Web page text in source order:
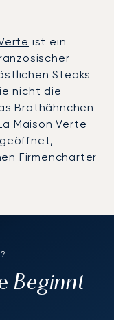
ist ein
Steaks
nicht die
Brathähnchen
Maison Verte
Firmencharter
Beginnt